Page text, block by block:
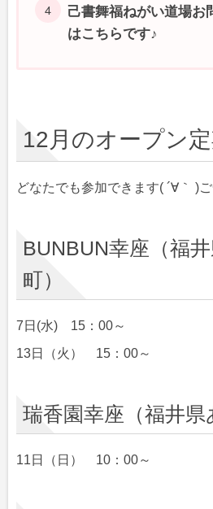
己書舞福ねがい道場お
はこちらです♪
12月のオープン
どなたでも参加できます( ´∀｀ )
BUNBUN幸座（福
町）
7日(水) 15：00～
13日（火） 15：00～
瑞香園幸座（福井県
11日（日） 10：00～